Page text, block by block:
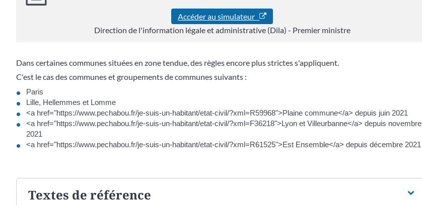
Accéder au simulateur
Direction de l'information légale et administrative (Dila) - Premier ministre
Dans certaines communes situées en zone tendue, des règles encore plus strictes s'appliquent.
C'est le cas des communes et groupements de communes suivants :
Paris
Lille, Hellemmes et Lomme
<a href="https://www.pechabou.fr/je-suis-un-habitant/etat-civil/?xml=R59968">Plaine commune</a> depuis juin 2021
<a href="https://www.pechabou.fr/je-suis-un-habitant/etat-civil/?xml=F36218">Lyon et Villeurbanne</a> depuis novembre
2021
<a href="https://www.pechabou.fr/je-suis-un-habitant/etat-civil/?xml=R61525">Est Ensemble</a> depuis décembre 2021
Textes de référence